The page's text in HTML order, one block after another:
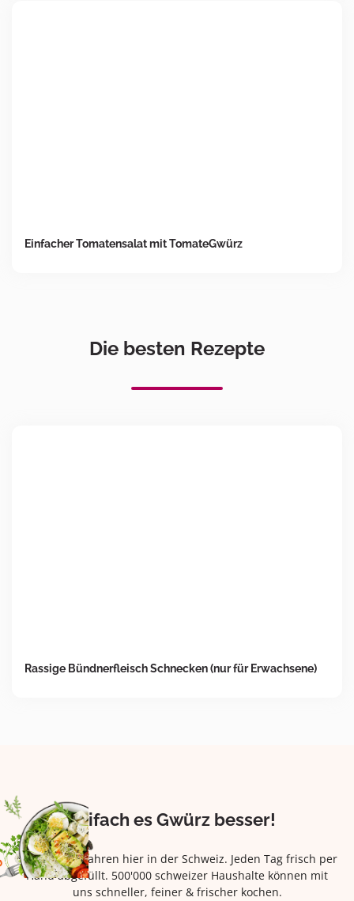
Einfacher Tomatensalat mit TomateGwürz
Die besten Rezepte
Rassige Bündnerfleisch Schnecken (nur für Erwachsene)
Eifach es Gwürz besser!
Seit über 42 Jahren hier in der Schweiz. Jeden Tag frisch per
Hand abgefüllt. 500'000 schweizer Haushalte können mit
uns schneller, feiner & frischer kochen.